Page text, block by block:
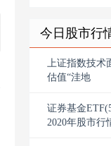
今日股市行
上证指数技术
估值“洼地
证券基金
2020年股市行